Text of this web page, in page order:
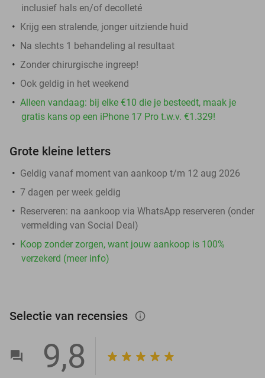
inclusief hals en/of decolleté
Krijg een stralende, jonger uitziende huid
Na slechts 1 behandeling al resultaat
Zonder chirurgische ingreep!
Ook geldig in het weekend
Alleen vandaag: bij elke €10 die je besteedt, maak je
gratis kans op een iPhone 17 Pro t.w.v. €1.329!
Grote kleine letters
Geldig vanaf moment van aankoop t/m 12 aug 2026
7 dagen per week geldig
Reserveren: na aankoop via WhatsApp reserveren (onder
vermelding van Social Deal)
Koop zonder zorgen, want jouw aankoop is 100%
verzekerd (meer info)
Selectie van recensies info_outlined
9,8